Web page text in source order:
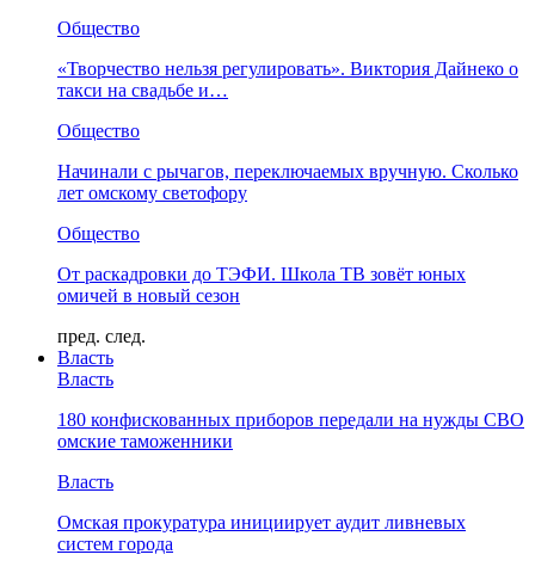
Общество
«Творчество нельзя регулировать». Виктория Дайнеко о
такси на свадьбе и…
Общество
Начинали с рычагов, переключаемых вручную. Сколько
лет омскому светофору
Общество
От раскадровки до ТЭФИ. Школа ТВ зовёт юных
омичей в новый сезон
пред. след.
Власть
Власть
180 конфискованных приборов передали на нужды СВО
омские таможенники
Власть
Омская прокуратура инициирует аудит ливневых
систем города